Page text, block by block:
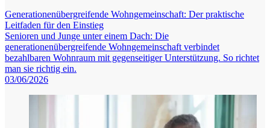
Generationenübergreifende Wohngemeinschaft: Der praktische
Leitfaden für den Einstieg
Senioren und Junge unter einem Dach: Die
generationenübergreifende Wohngemeinschaft verbindet
bezahlbaren Wohnraum mit gegenseitiger Unterstützung. So richtet
man sie richtig ein.
03/06/2026